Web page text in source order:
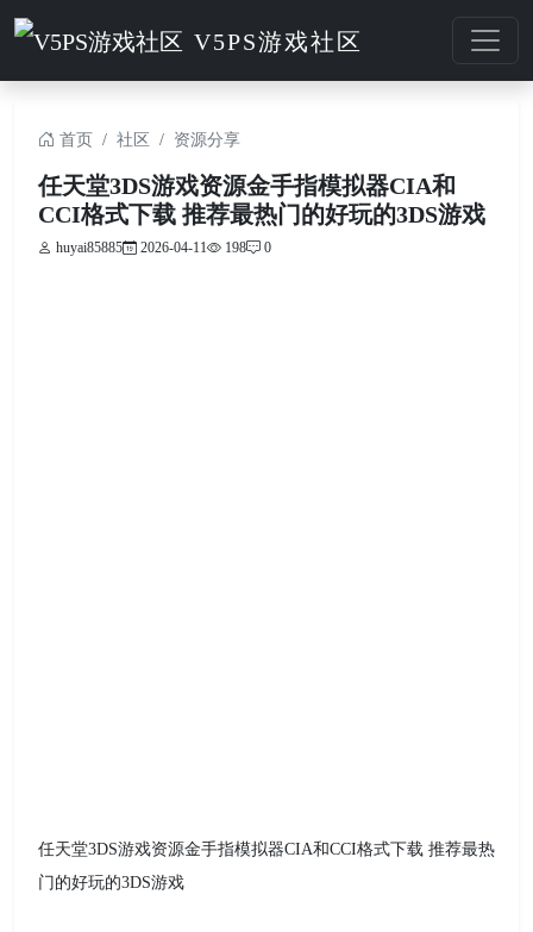
V5PS游戏社区
首页 社区 资源分享
任天堂3DS游戏资源金手指模拟器CIA和
CCI格式下载 推荐最热门的好玩的3DS游戏
huyai85885 2026-04-11 198 0
任天堂3DS游戏资源金手指模拟器CIA和CCI格式下载 推荐最热
门的好玩的3DS游戏